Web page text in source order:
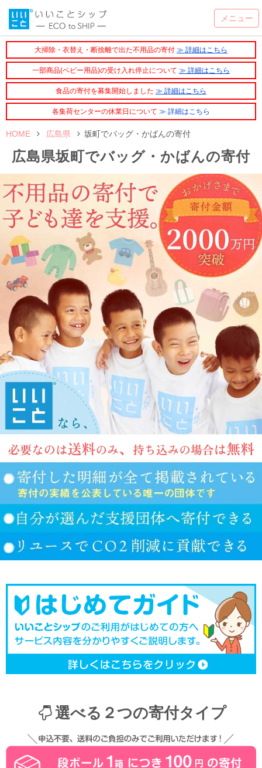
大掃除・衣替え・断捨離で出た不用品の寄付 ≫ 詳細はこちら
一部商品(ベビー用品)の受け入れ停止について ≫ 詳細はこちら
食品の寄付を募集開始しました ≫ 詳細はこちら
各集荷センターの休業日について ≫ 詳細はこちら
HOME 広島県 坂町でバッグ・かばんの寄付
広島県坂町でバッグ・かばんの寄付
選べる２つの寄付タイプ